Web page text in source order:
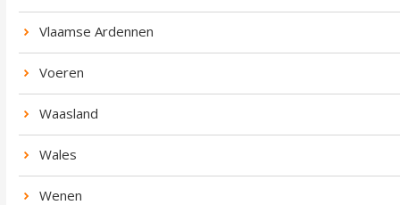
Vlaamse Ardennen
Voeren
Waasland
Wales
Wenen